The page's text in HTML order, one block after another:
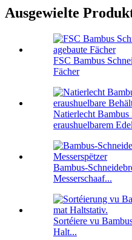
Ausgewielte
FSC Bambus
Fächer
Natierlecht Bambus
eraushuelbarem
Bambus-
Messerschaaf...
Sortéiere vu
Halt...